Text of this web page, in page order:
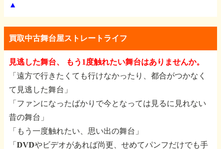
▲
買取中古舞台屋ストレートライフ
見逃した舞台、 もう1度触れたい舞台はありませんか。
「遠方で行きたくても行けなかったり、都合がつかなく
て見逃した舞台」
「ファンになったばかりで今となっては見るに見れない
昔の舞台」
「もう一度触れたい、思い出の舞台」
「DVDやビデオがあれば尚更、せめてパンフだけでも手